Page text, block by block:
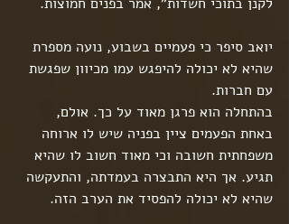
יואב סיפר כי פעמיים בשבוע, נועה מספרת
שהיא לא יכולה להיפגש עמו מכיוון שפגשת
עם חברות.
בהתחלה הוא פרגן מאוד על כך. אולם,
באחת הפעמים ציין בפניה שיש לו ארוחה
משפחתית חשובה וכי מאוד חשוב לו שהיא
תגיע. אך היא התבצרה בעמדתה, והתעקשה
שהיא לא יכולה להפסיד את הערב הזה.